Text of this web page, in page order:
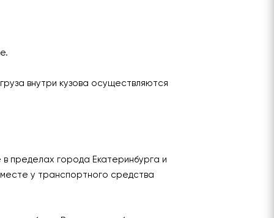
внутри кузова осуществляются
пределах города Екатеринбурга и
у транспортного средства